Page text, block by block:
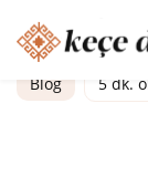
Blog 5 dk.